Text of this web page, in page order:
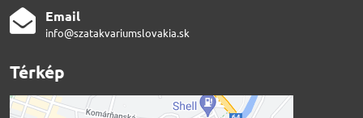
Email
info@szatakvariumslovakia.sk
Térkép